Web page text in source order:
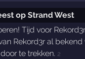
op Strand West
Tijd voor
Rekord3r al
te trekken. 2